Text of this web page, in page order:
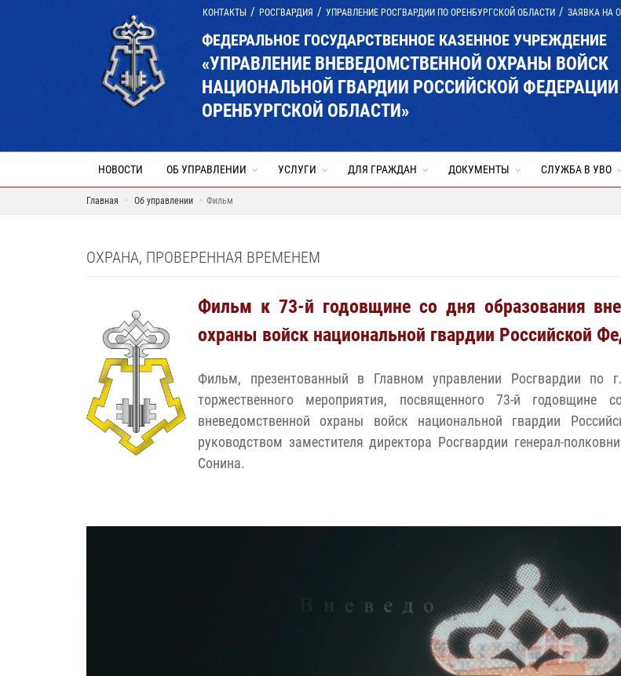
КОНТАКТЫ РОСГВАРДИЯ УПРАВЛЕНИЕ РОСГВАРДИИ ПО ОРЕНБУРГСКОЙ ОБЛАСТИ ЗАЯВКА НА
ФЕДЕРАЛЬНОЕ ГОСУДАРСТВЕННОЕ КАЗЕННОЕ УЧРЕЖДЕНИЕ
«УПРАВЛЕНИЕ ВНЕВЕДОМСТВЕННОЙ ОХРАНЫ ВОЙСК
НАЦИОНАЛЬНОЙ ГВАРДИИ РОССИЙСКОЙ
ОРЕНБУРГСКОЙ ОБЛАСТИ»
НОВОСТИ ОБ УПРАВЛЕНИИ УСЛУГИ ДЛЯ ГРАЖДАН ДОКУМЕНТЫ СЛУЖБА В УВО
Главная Об управлении Фильм
ОХРАНА, ПРОВЕРЕННАЯ ВРЕМЕНЕМ
Фильм к 73-й годовщине со дня образования
охраны войск национальной гвардии Российской
Фильм, презентованный в Главном управлении Росгвардии по
торжественного мероприятия, посвященного 73-й годовщине
вневедомственной охраны войск национальной гвардии
руководством заместителя директора Росгвардии генерал-
Сонина.